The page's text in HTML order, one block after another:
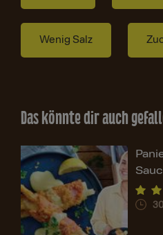
Wenig Salz
Das könnte dir auch
30